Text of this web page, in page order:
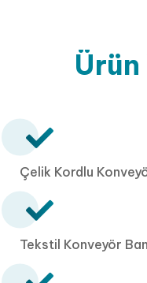
Ürün
Çelik Kordlu
Tekstil Konveyör